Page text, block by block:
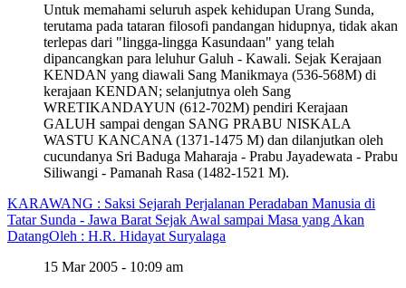
Untuk memahami seluruh aspek kehidupan Urang Sunda,
terutama pada tataran filosofi pandangan hidupnya, tidak akan
terlepas dari "lingga-lingga Kasundaan" yang telah
dipancangkan para leluhur Galuh - Kawali. Sejak Kerajaan
KENDAN yang diawali Sang Manikmaya (536-568M) di
kerajaan KENDAN; selanjutnya oleh Sang
WRETIKANDAYUN (612-702M) pendiri Kerajaan
GALUH sampai dengan SANG PRABU NISKALA
WASTU KANCANA (1371-1475 M) dan dilanjutkan oleh
cucundanya Sri Baduga Maharaja - Prabu Jayadewata - Prabu
Siliwangi - Pamanah Rasa (1482-1521 M).
KARAWANG : Saksi Sejarah Perjalanan Peradaban Manusia di
Tatar Sunda - Jawa Barat Sejak Awal sampai Masa yang Akan
DatangOleh : H.R. Hidayat Suryalaga
15 Mar 2005 - 10:09 am